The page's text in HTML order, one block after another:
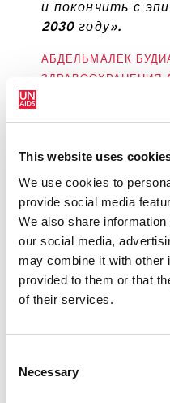
This website uses
We use cookies to
provide social media
We also share
our social media,
may combine it with other
provided to them or that
of their services.
Selection
Necessary
и покончить с
2030 году».
АБДЕЛЬМАЛЕК
ЗДРАВООХРАНЕНИЯ
недавно
стратегический
работы над
ключевую роль в
целей к 2020
«Если мы ускорим